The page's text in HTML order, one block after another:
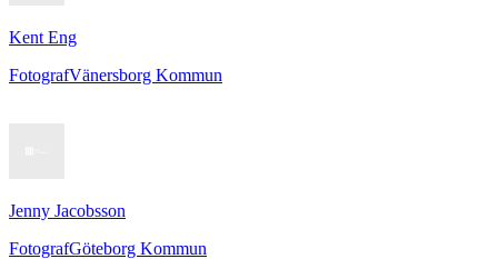
Kent Eng
FotografVänersborg Kommun
Jenny Jacobsson
FotografGöteborg Kommun